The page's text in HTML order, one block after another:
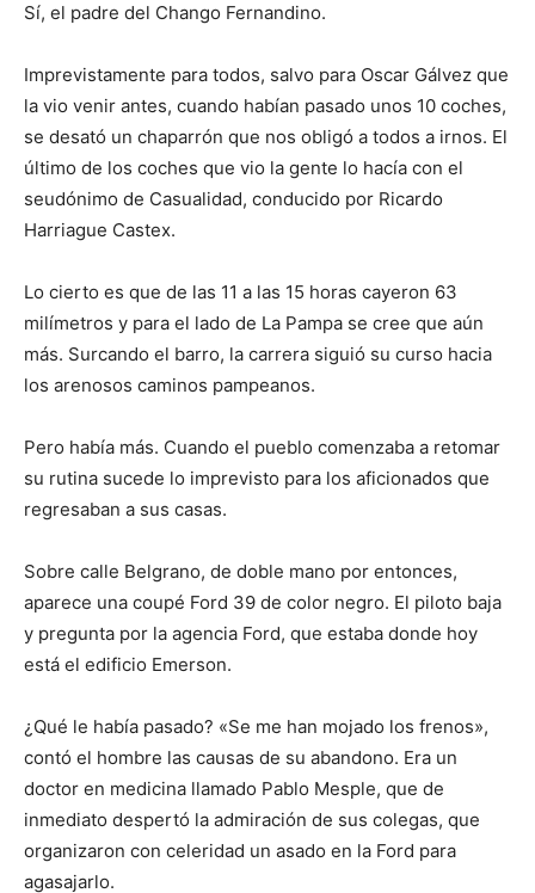
Sí, el padre del Chango Fernandino.
Imprevistamente para todos, salvo para Oscar Gálvez que
la vio venir antes, cuando habían pasado unos 10 coches,
se desató un chaparrón que nos obligó a todos a irnos. El
último de los coches que vio la gente lo hacía con el
seudónimo de Casualidad, conducido por Ricardo
Harriague Castex.
Lo cierto es que de las 11 a las 15 horas cayeron 63
milímetros y para el lado de La Pampa se cree que aún
más. Surcando el barro, la carrera siguió su curso hacia
los arenosos caminos pampeanos.
Pero había más. Cuando el pueblo comenzaba a retomar
su rutina sucede lo imprevisto para los aficionados que
regresaban a sus casas.
Sobre calle Belgrano, de doble mano por entonces,
aparece una coupé Ford 39 de color negro. El piloto baja
y pregunta por la agencia Ford, que estaba donde hoy
está el edificio Emerson.
¿Qué le había pasado? «Se me han mojado los frenos»,
contó el hombre las causas de su abandono. Era un
doctor en medicina llamado Pablo Mesple, que de
inmediato despertó la admiración de sus colegas, que
organizaron con celeridad un asado en la Ford para
agasajarlo.